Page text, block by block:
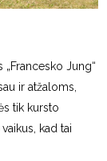
Jung“
ir atžaloms,
tik kursto
kad tai